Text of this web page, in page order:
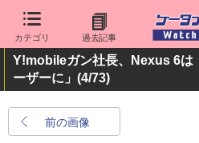
カテゴリ 過去記事
Y!mobileガン社長、Nexus 6は
ーザーに」 (4/73)
前の画像